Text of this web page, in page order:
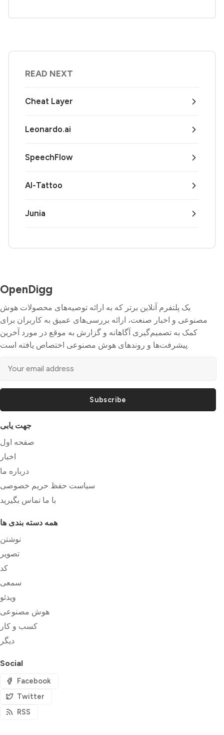
READ NEXT
Cheat Layer
Leonardo.ai
SpeechFlow
AI-Tattoo
Junia
OpenDigg
یک پلتفرم آنلاین برتر که به ارائه توصیه‌های محصولات هوش
مصنوعی و اخبار صنعت، ارائه بررسی‌های عمیق به کاربران برای
کمک به تصمیم‌گیری آگاهانه و گزارش به موقع در مورد آخرین
پیشرفت‌ها و روندهای هوش مصنوعی اختصاص یافته است.
Subscribe
جهت یابی
صفحه اول
اخبار
درباره ما
سیاست حفظ حریم خصوصی
با ما تماس بگیرید
همه دسته بندی ها
نوشتن
تصویر
کد
سمعی
ویدئو
هوش مصنوعی
کسب و کار
دیگر
Social
Facebook
Twitter
RSS